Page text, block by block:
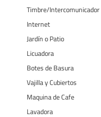
Timbre/
Internet
Jardín o Patio
Licuadora
Botes de Basura
Vajilla y Cubiertos
Maquina de Cafe
Lavadora